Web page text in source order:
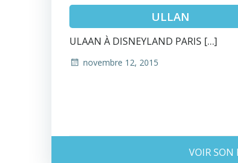
ULLAN
ULAAN À DISNEYLAND PARIS […]
novembre 12, 2015
VOIR SON